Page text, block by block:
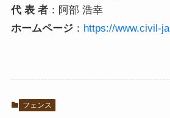
代 表 者：阿部 浩幸
ホームページ： https://www.civil-
フェンス